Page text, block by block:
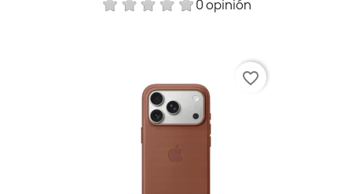
0 opinión
favorite_border